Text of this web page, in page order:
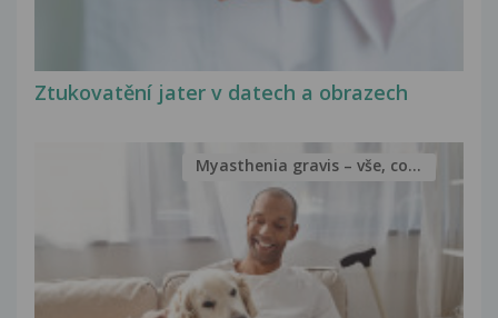
Ztukovatění jater v datech a obrazech
Myasthenia gravis – vše, co...